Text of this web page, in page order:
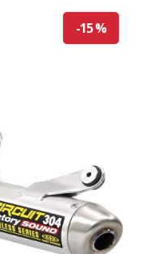
-15 %